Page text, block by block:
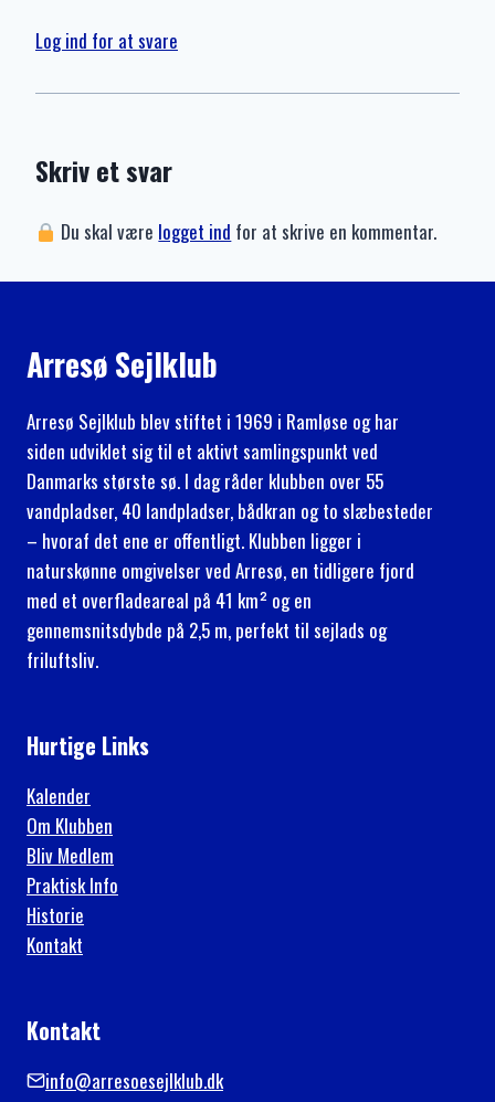
Log ind for at svare
Skriv et svar
Du skal være logget ind for at skrive en kommentar.
Arresø Sejlklub
Arresø Sejlklub blev stiftet i 1969 i Ramløse og har
siden udviklet sig til et aktivt samlingspunkt ved
Danmarks største sø. I dag råder klubben over 55
vandpladser, 40 landpladser, bådkran og to slæbesteder
– hvoraf det ene er offentligt. Klubben ligger i
naturskønne omgivelser ved Arresø, en tidligere fjord
med et overfladeareal på 41 km² og en
gennemsnitsdybde på 2,5 m, perfekt til sejlads og
friluftsliv.
Hurtige Links
Kalender
Om Klubben
Bliv Medlem
Praktisk Info
Historie
Kontakt
Kontakt
info@arresoesejlklub.dk